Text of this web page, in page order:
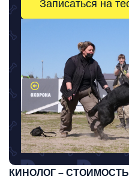
Записаться на
КИНОЛОГ –